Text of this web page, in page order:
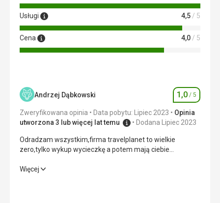
Usługi 4,5 / 5
Cena 4,0 / 5
Andrzej Dąbkowski Ocena
1,0 / 5
Zweryfikowana opinia Data pobytu: Lipiec 2023
Opinia
utworzona 3 lub więcej lat temu
Dodana Lipiec 2023
Odradzam wszystkim,firma travelplanet to wielkie
zero,tylko wykup wycieczkę a potem mają ciebie
bez osob odpowiedzialnych.PORAŻKA!!!!
Odradzam wszystkim,firma travelplanet to wielkie
Więcej